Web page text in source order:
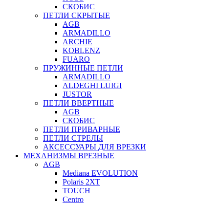
СКОБИС
ПЕТЛИ СКРЫТЫЕ
AGB
ARMADILLO
ARCHIE
KOBLENZ
FUARO
ПРУЖИННЫЕ ПЕТЛИ
ARMADILLO
ALDEGHI LUIGI
JUSTOR
ПЕТЛИ ВВЕРТНЫЕ
AGB
СКОБИС
ПЕТЛИ ПРИВАРНЫЕ
ПЕТЛИ СТРЕЛЫ
АКСЕССУАРЫ ДЛЯ ВРЕЗКИ
МЕХАНИЗМЫ ВРЕЗНЫЕ
AGB
Mediana EVOLUTION
Polaris 2XT
TOUCH
Centro